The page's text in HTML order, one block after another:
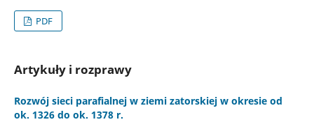
PDF
Artykuły i rozprawy
Rozwój sieci parafialnej w ziemi zatorskiej w okresie od
ok. 1326 do ok. 1378 r.